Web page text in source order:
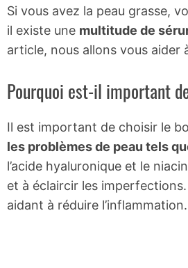
Si vous avez la peau grasse,
il existe une multitude de
article, nous allons vous aider
Pourquoi est-il important
Il est important de choisir le
les problèmes de peau tels
l’acide hyaluronique et le
et à éclaircir les
aidant à réduire l’inflammation.